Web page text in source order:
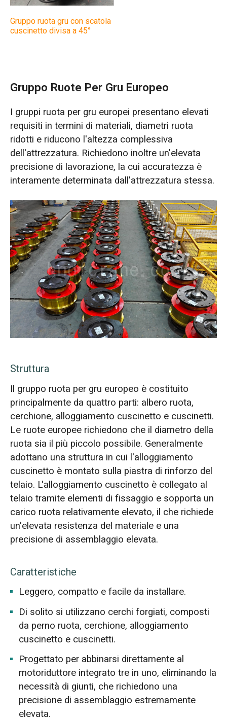
Gruppo ruota gru con scatola
cuscinetto divisa a 45°
Gruppo Ruote Per Gru Europeo
I gruppi ruota per gru europei presentano elevati
requisiti in termini di materiali, diametri ruota
ridotti e riducono l'altezza complessiva
dell'attrezzatura. Richiedono inoltre un'elevata
precisione di lavorazione, la cui accuratezza è
interamente determinata dall'attrezzatura stessa.
Struttura
Il gruppo ruota per gru europeo è costituito
principalmente da quattro parti: albero ruota,
cerchione, alloggiamento cuscinetto e cuscinetti.
Le ruote europee richiedono che il diametro della
ruota sia il più piccolo possibile. Generalmente
adottano una struttura in cui l'alloggiamento
cuscinetto è montato sulla piastra di rinforzo del
telaio. L'alloggiamento cuscinetto è collegato al
telaio tramite elementi di fissaggio e sopporta un
carico ruota relativamente elevato, il che richiede
un'elevata resistenza del materiale e una
precisione di assemblaggio elevata.
Caratteristiche
Leggero, compatto e facile da installare.
Di solito si utilizzano cerchi forgiati, composti
da perno ruota, cerchione, alloggiamento
cuscinetto e cuscinetti.
Progettato per abbinarsi direttamente al
motoriduttore integrato tre in uno, eliminando la
necessità di giunti, che richiedono una
precisione di assemblaggio estremamente
elevata.